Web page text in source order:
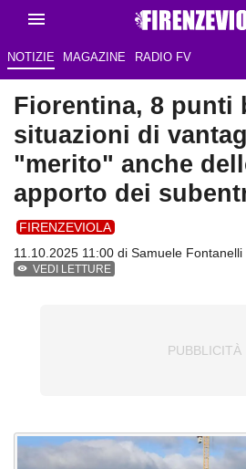
NOTIZIE MAGAZINE RADIO FV
Fiorentina, 8 punti
situazioni di
"merito" anche
apporto dei
FIRENZEVIOLA
11.10.2025 11:00 di Samuele Fontanelli
VEDI LETTURE